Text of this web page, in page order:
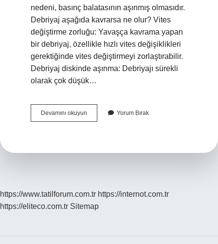
nedeni, basınç balatasının aşınmış olmasıdır.
Debriyaj aşağıda kavrarsa ne olur? Vites
değiştirme zorluğu: Yavaşça kavrama yapan
bir debriyaj, özellikle hızlı vites değişiklikleri
gerektiğinde vites değiştirmeyi zorlaştırabilir.
Debriyaj diskinde aşınma: Debriyajı sürekli
olarak çok düşük…
Devamını okuyun Debriyaj
Nerede
Yorum Bırak
https://www.tatilforum.com.tr https://internot.com.tr
https://eliteco.com.tr Sitemap